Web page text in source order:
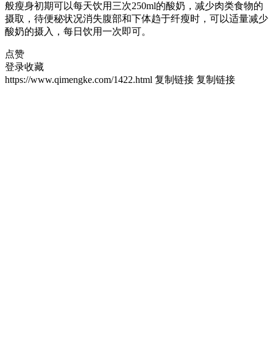
般瘦身初期可以每天饮用三次250ml的酸奶，减少肉类食物的
摄取，待便秘状况消失腹部和下体趋于纤瘦时，可以适量减少
酸奶的摄入，每日饮用一次即可。
点赞
登录收藏
https://www.qimengke.com/1422.html 复制链接 复制链接